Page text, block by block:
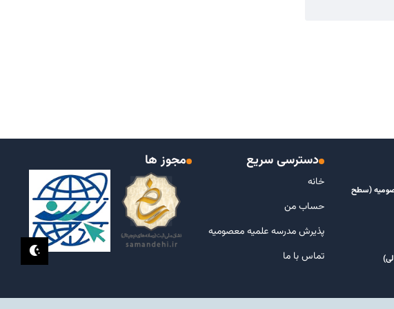
(سطح
دسترسی سریع
خانه
حساب من
پذیرش مدرسه علمیه معصومیه
تماس با ما
مجوز ها